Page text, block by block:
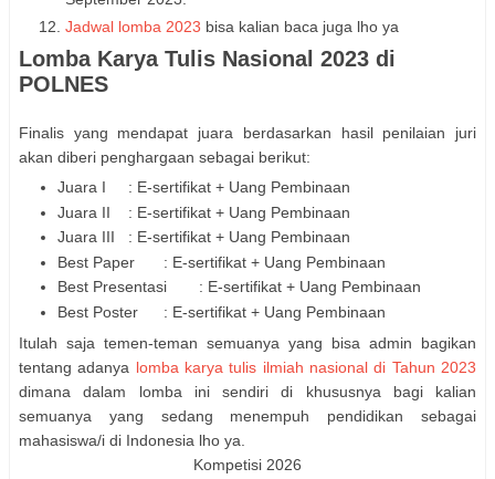
Jadwal lomba 2023 bisa kalian baca juga lho ya
Lomba Karya Tulis Nasional 2023 di
POLNES
Finalis yang mendapat juara berdasarkan hasil penilaian juri
akan diberi penghargaan sebagai berikut:
Juara I
: E-sertifikat + Uang Pembinaan
Juara II
: E-sertifikat + Uang Pembinaan
Juara III
: E-sertifikat + Uang Pembinaan
Best Paper
: E-sertifikat + Uang Pembinaan
Best Presentasi
: E-sertifikat + Uang Pembinaan
Best Poster
: E-sertifikat + Uang Pembinaan
Itulah saja temen-teman semuanya yang bisa admin bagikan
tentang adanya lomba karya tulis ilmiah nasional di Tahun 2023
dimana dalam lomba ini sendiri di khususnya bagi kalian
semuanya yang sedang menempuh pendidikan sebagai
mahasiswa/i di Indonesia lho ya.
Kompetisi 2026